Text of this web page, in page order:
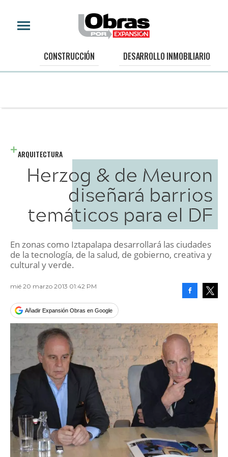
CONSTRUCCIÓN DESARROLLO INMOBILIARIO
ARQUITECTURA
Herzog & de Meuron
diseñará barrios
temáticos para el DF
En zonas como Iztapalapa desarrollará las ciudades
de la tecnología, de la salud, de gobierno, creativa y
cultural y verde.
mié 20 marzo 2013 01:42 PM
Añadir Expansión Obras en Google